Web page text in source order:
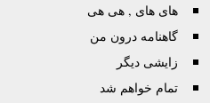
های های , هی هی
گاهنامه درون من
زایشی دیگر
تمام خواهم شد